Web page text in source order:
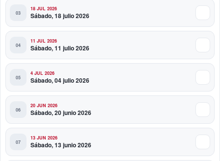
18 JUL 2026
Sábado, 18 julio 2026
11 JUL 2026
Sábado, 11 julio 2026
4 JUL 2026
Sábado, 04 julio 2026
20 JUN 2026
Sábado, 20 junio 2026
13 JUN 2026
Sábado, 13 junio 2026